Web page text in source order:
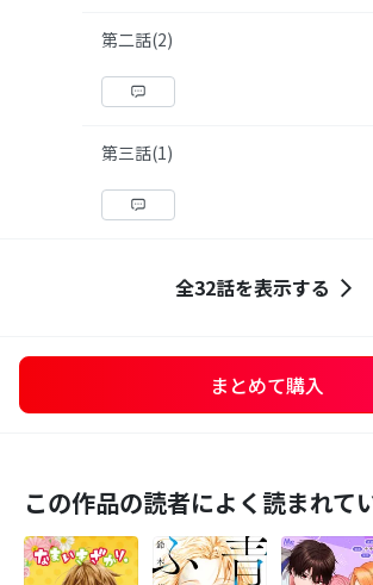
第二話(2)
第三話(1)
全32話を表示する
まとめて購入
この作品の読者によく読まれて